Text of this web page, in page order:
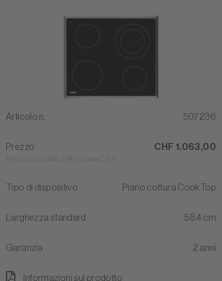
Articolo n. 507236
Prezzo CHF 1.063,00
Tipo di dispositivo Piano cottura CookTop
Larghezza standard 58.4 cm
Garanzia 2 anni
Informazioni sul prodotto